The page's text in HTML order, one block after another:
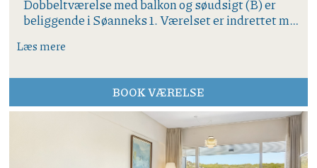
Dobbeltværelse med balkon og søudsigt (B) er
beliggende i Søanneks 1. Værelset er indrettet med
garderobeskab. Badeværelse med douche/WC.
smukkeste udsigt over Hammersø og Hammeren.
Alle værelser er røgfri, men på visse balkoner er
tobaksrygning tilladt. Kontakt os gerne herom ved
Læs mere
BOOK VÆRELSE